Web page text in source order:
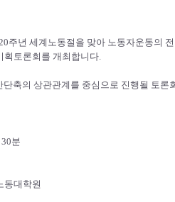
주년 세계노동절을 맞아 노동자운동의
획토론회를 개최합니다.
축의 상관관계를 중심으로 진행될 토론
분
동대학원